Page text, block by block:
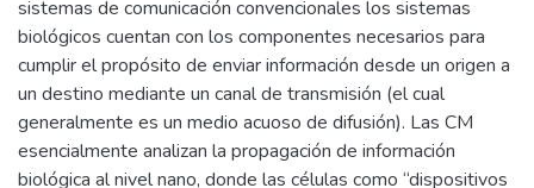
sistemas de comunicación convencionales los sistemas
biológicos cuentan con los componentes necesarios para
cumplir el propósito de enviar información desde un origen a
un destino mediante un canal de transmisión (el cual
generalmente es un medio acuoso de difusión). Las CM
esencialmente analizan la propagación de información
biológica al nivel nano, donde las células como “dispositivos